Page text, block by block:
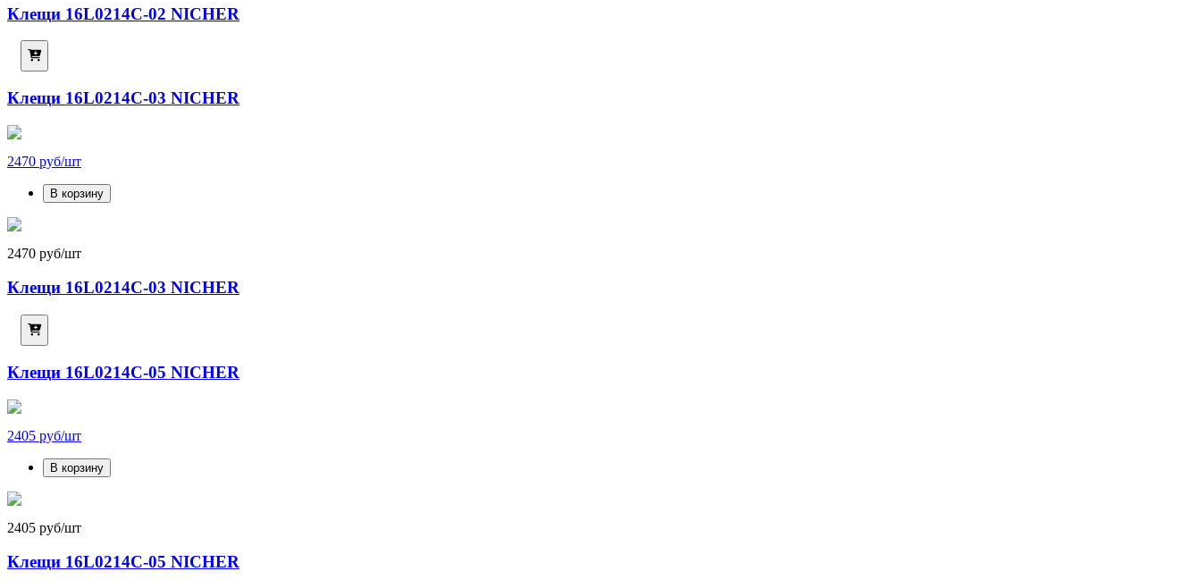
Клещи 16L0214C-02 NICHER
Клещи 16L0214C-03 NICHER
2470 руб/шт
В корзину
2470 руб/шт
Клещи 16L0214C-03 NICHER
Клещи 16L0214C-05 NICHER
2405 руб/шт
В корзину
2405 руб/шт
Клещи 16L0214C-05 NICHER